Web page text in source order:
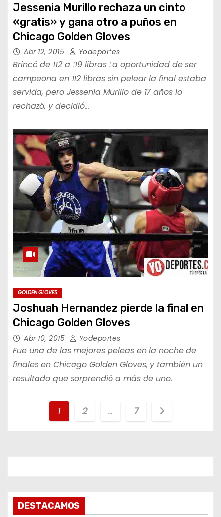
Jessenia Murillo rechaza un cinto
«gratis» y gana otro a puños en
Chicago Golden Gloves
Abr 12, 2015 Yodeportes
Brincó de 112 a 119 libras La oportunidad de ser
campeona en 112 libras sin pelear la final estaba
servida, pero Jessenia Murillo de 17 años lo
rechazó, y decidió…
GOLDEN GLOVES
Joshuah Hernandez pierde la final en
Chicago Golden Gloves
Abr 10, 2015 Yodeportes
Fue una de las mejores peleas en la noche de
finales en Chicago Golden Gloves, y también un
resultado que sorprendió a más de uno.
n
1 2 … 7
DESTACAMOS